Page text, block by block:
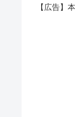
【広告】